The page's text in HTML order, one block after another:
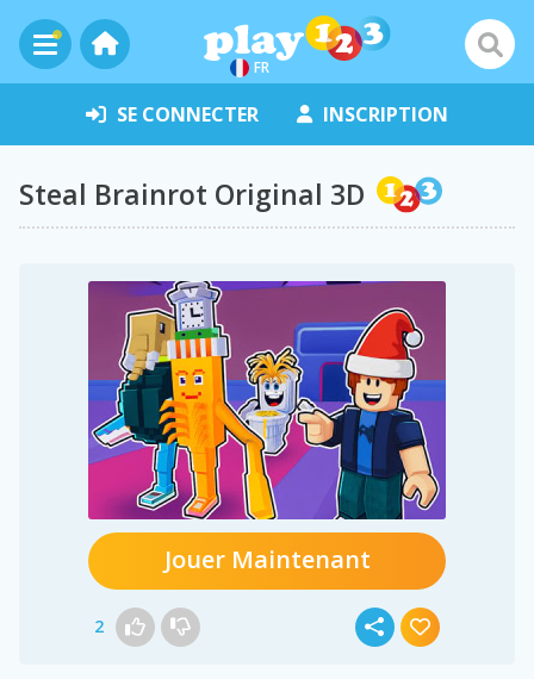
FR
SE CONNECTER INSCRIPTION
Steal Brainrot Original 3D
Jouer Maintenant
2